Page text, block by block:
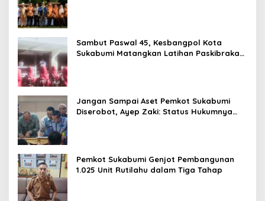
Sambut Paswal 45, Kesbangpol Kota
Sukabumi Matangkan Latihan Paskibraka
Jangan Sampai Aset Pemkot Sukabumi
Diserobot, Ayep Zaki: Status Hukumnya
Pemkot Sukabumi Genjot Pembangunan
1.025 Unit Rutilahu dalam Tiga Tahap